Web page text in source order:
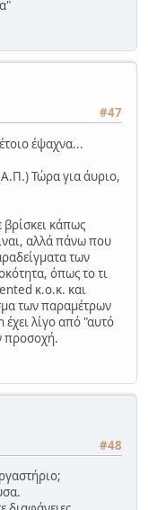
#47
έψαχνα...
Τώρα για άυριο,
κάπως
αλλά πάνω που
των
όπως το τι
κ.ο.κ. και
των παραμέτρων
λίγο από "αυτό
προσοχή.
#48